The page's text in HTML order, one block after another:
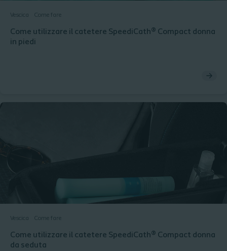
Vescica Come fare
Come utilizzare il catetere SpeediCath® Compact donna
in piedi
Vescica Come fare
Come utilizzare il catetere SpeediCath® Compact donna
da seduta